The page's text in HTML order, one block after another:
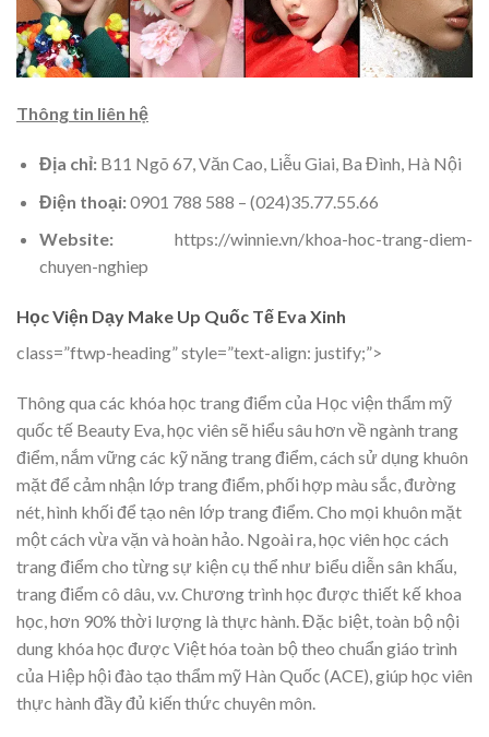
Thông tin liên hệ
Địa chỉ: B11 Ngõ 67, Văn Cao, Liễu Giai, Ba Đình, Hà Nội
Điện thoại:0901 788 588 – (024)35.77.55.66
Website: https://winnie.vn/khoa-hoc-trang-diem-
chuyen-nghiep
Học Viện Dạy Make Up Quốc Tế Eva Xinh
class=”ftwp-heading” style=”text-align: justify;”>
Thông qua các khóa học trang điểm của Học viện thẩm mỹ
quốc tế Beauty Eva, học viên sẽ hiểu sâu hơn về ngành trang
điểm, nắm vững các kỹ năng trang điểm, cách sử dụng khuôn
mặt để cảm nhận lớp trang điểm, phối hợp màu sắc, đường
nét, hình khối để tạo nên lớp trang điểm. Cho mọi khuôn mặt
một cách vừa vặn và hoàn hảo. Ngoài ra, học viên học cách
trang điểm cho từng sự kiện cụ thể như biểu diễn sân khấu,
trang điểm cô dâu, v.v. Chương trình học được thiết kế khoa
học, hơn 90% thời lượng là thực hành. Đặc biệt, toàn bộ nội
dung khóa học được Việt hóa toàn bộ theo chuẩn giáo trình
của Hiệp hội đào tạo thẩm mỹ Hàn Quốc (ACE), giúp học viên
thực hành đầy đủ kiến ​​thức chuyên môn.